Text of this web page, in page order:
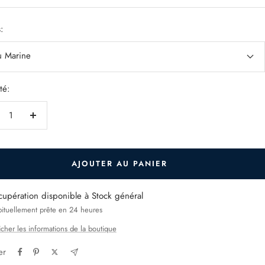
Marine
Augmenter
quantité
AJOUTER AU PANIER
disponible à Stock général
prête en 24 heures
les informations de la boutique